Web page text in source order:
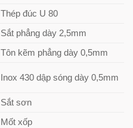
Thép đúc U 80
Sắt phẳng dày 2,5mm
Tôn kẽm phẳng dày 0,5mm
Inox 430 dập sóng dày 0,5mm
Sắt sơn
Mốt xốp